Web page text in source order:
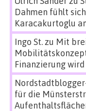
Dahmen fühlt
Karacakurtoglu
Ingo St.zu Mit
Finanzierung
für die